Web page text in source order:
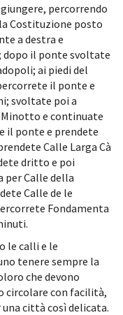
percorrendo
Costituzione posto
a destra e
dopo il ponte svoltate
ai piedi del
il ponte e
svoltate poi a
e continuate
il ponte e prendete
Calle Larga Cà
dritto e poi
per Calle della
Calle de le
Fondamenta
le calli e le
tenere sempre la
che devono
circolare con facilità,
città così delicata.